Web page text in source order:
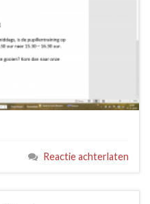
Reactie achterlaten